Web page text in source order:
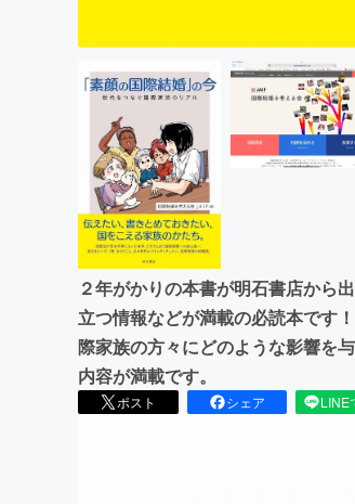
２年がかりの本書が明石書店から
立つ情報などが満載の必読本です
際家族の方々にどのような影響を
内容が満載です。
ポスト シェア LINE